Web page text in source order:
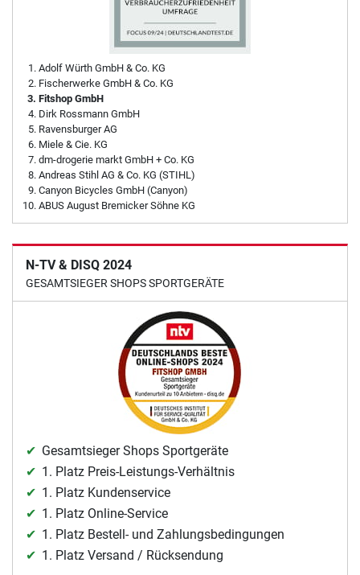
Adolf Würth GmbH & Co. KG
Fischerwerke GmbH & Co. KG
Fitshop GmbH
Dirk Rossmann GmbH
Ravensburger AG
Miele & Cie. KG
dm-drogerie markt GmbH + Co. KG
Andreas Stihl AG & Co. KG (STIHL)
Canyon Bicycles GmbH (Canyon)
ABUS August Bremicker Söhne KG
N-TV & DISQ 2024
GESAMTSIEGER SHOPS SPORTGERÄTE
Gesamtsieger Shops Sportgeräte
1. Platz Preis-Leistungs-Verhältnis
1. Platz Kundenservice
1. Platz Online-Service
1. Platz Bestell- und Zahlungsbedingungen
1. Platz Versand / Rücksendung